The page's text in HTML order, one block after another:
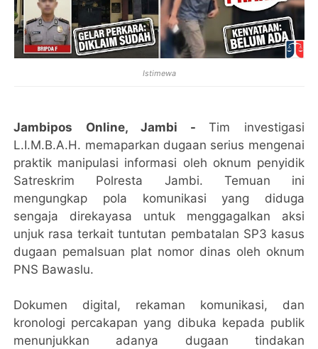
Istimewa
Jambipos Online, Jambi -Tim investigasi
L.I.M.B.A.H. memaparkan dugaan serius mengenai
praktik manipulasi informasi oleh oknum penyidik
Satreskrim Polresta Jambi. Temuan ini
mengungkap pola komunikasi yang diduga
sengaja direkayasa untuk menggagalkan aksi
unjuk rasa terkait tuntutan pembatalan SP3 kasus
dugaan pemalsuan plat nomor dinas oleh oknum
PNS Bawaslu.
Dokumen digital, rekaman komunikasi, dan
kronologi percakapan yang dibuka kepada publik
menunjukkan adanya dugaan tindakan